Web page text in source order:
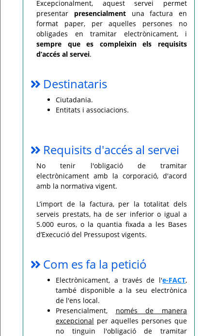
Excepcionalment, aquest servei permet
presentar presencialmentuna factura en
format paper, per aquelles persones no
obligades en tramitar electrònicament, i
sempre que es compleixin els requisits
d’accés al servei.
Destinataris
Ciutadania.
Entitats i associacions.
Requisits d'accés al servei
No tenir l'obligació de tramitar
electrònicament amb la corporació, d'acord
amb la normativa vigent.
L’import de la factura, per la totalitat dels
serveis prestats, ha de ser inferior o igual a
5.000 euros, o la quantia fixada a les Bases
d’Execució del Pressupost vigents.
Com es fa la petició
Electrònicament, a través de l'e-FACT,
també disponible a la seu electrònica
de l'ens local.
Presencialment, només de manera
excepcional per aquelles persones que
no tinguin l'obligació de tramitar